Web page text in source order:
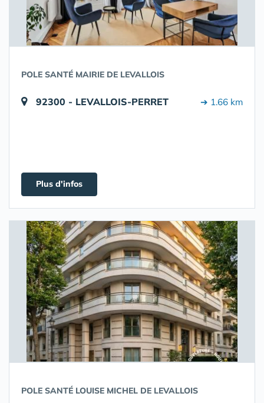
POLE SANTÉ MAIRIE DE LEVALLOIS
92300 - LEVALLOIS-PERRET ➔ 1.66 km
Plus d'infos
POLE SANTÉ LOUISE MICHEL DE LEVALLOIS